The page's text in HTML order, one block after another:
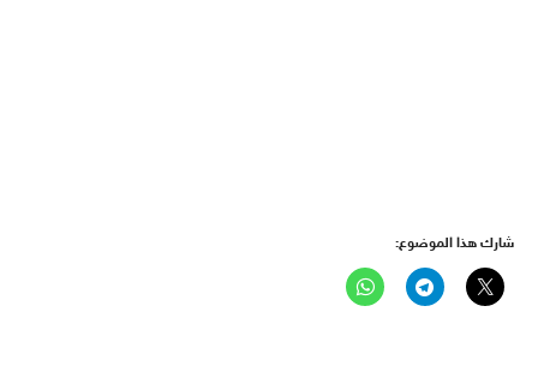
شارك هذا الموضوع: